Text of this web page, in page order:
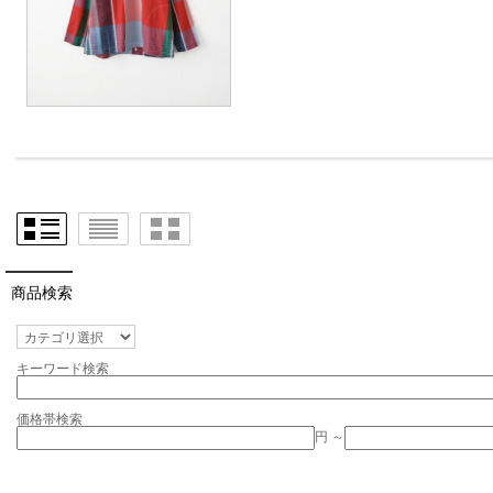
商品検索
キーワード検索
価格帯検索
円 ～